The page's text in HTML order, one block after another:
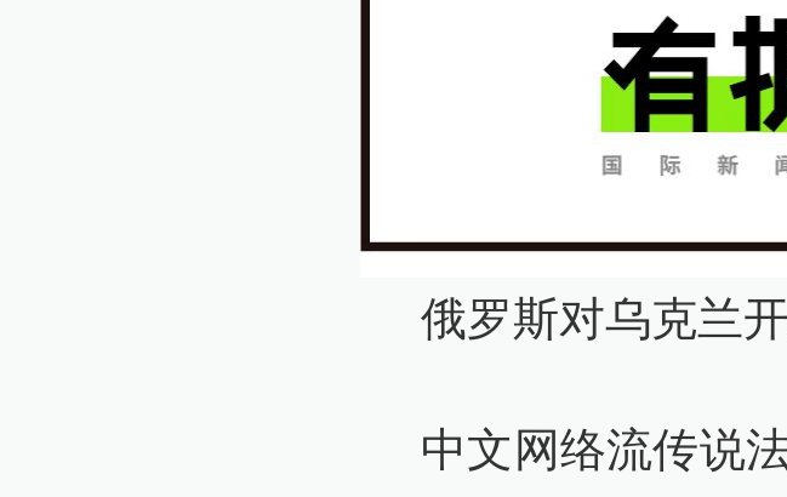
俄罗斯对乌克兰
中文网络流传说